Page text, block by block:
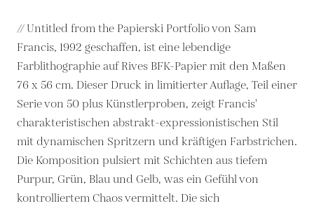
// Untitled from the Papierski Portfolio von Sam
Francis, 1992 geschaffen, ist eine lebendige
Farblithographie auf Rives BFK-Papier mit den Maßen
76 x 56 cm. Dieser Druck in limitierter Auflage, Teil einer
Serie von 50 plus Künstlerproben, zeigt Francis'
charakteristischen abstrakt-expressionistischen Stil
mit dynamischen Spritzern und kräftigen Farbstrichen.
Die Komposition pulsiert mit Schichten aus tiefem
Purpur, Grün, Blau und Gelb, was ein Gefühl von
kontrolliertem Chaos vermittelt. Die sich